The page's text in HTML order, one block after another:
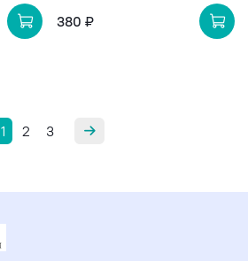
380 ₽
1 2 3